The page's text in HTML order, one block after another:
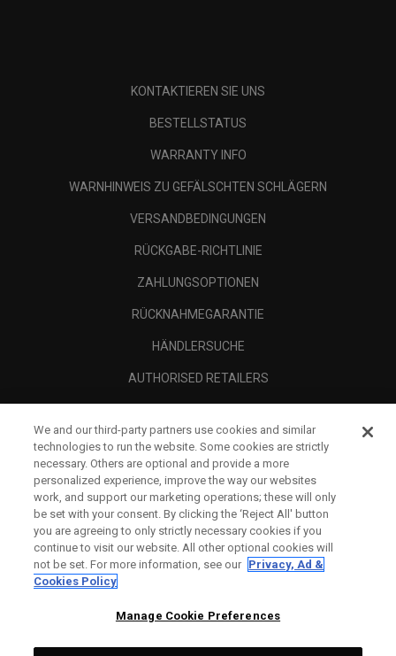
KONTAKTIEREN SIE UNS
BESTELLSTATUS
WARRANTY INFO
WARNHINWEIS ZU GEFÄLSCHTEN SCHLÄGERN
VERSANDBEDINGUNGEN
RÜCKGABE-RICHTLINIE
ZAHLUNGSOPTIONEN
RÜCKNAHMEGARANTIE
HÄNDLERSUCHE
AUTHORISED RETAILERS
UNTERNEHMENSPROFIL
RECHTLICHES-
We and our third-party partners use cookies and similar
technologies to run the website. Some cookies are strictly
necessary. Others are optional and provide a more
personalized experience, improve the way our websites
work, and support our marketing operations; these will only
be set with your consent. By clicking the ‘Reject All' button
you are agreeing to only strictly necessary cookies if you
continue to visit our website. All other optional cookies will
not be set. For more information, see our Privacy, Ad &
Cookies Policy
Manage Cookie Preferences